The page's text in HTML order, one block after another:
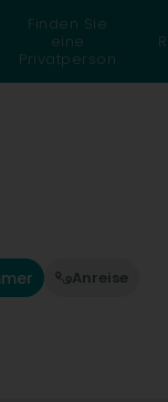
Finden Sie
eine
Privatperson
Anreise